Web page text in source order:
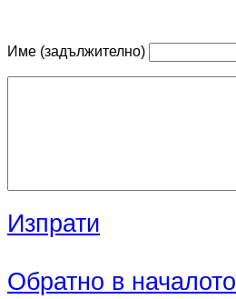
Име (задължително)
Изпрати
Обратно в началото